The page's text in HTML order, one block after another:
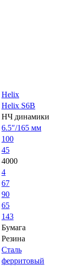
Helix
Helix S6B
НЧ динамики
6.5″/165 мм
100
45
4000
4
67
90
65
143
Бумага
Резина
Сталь
ферритовый